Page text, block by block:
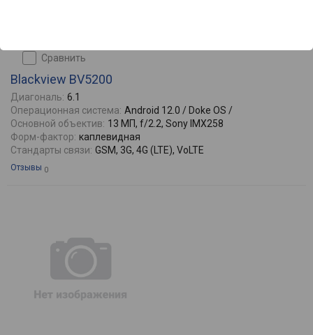
сравнить
Blackview BV5200
Диагональ: 6.1
Операционная система: Android 12.0 / Doke OS /
Основной объектив: 13 МП, f/2.2, Sony IMX258
Форм-фактор: каплевидная
Стандарты связи: GSM, 3G, 4G (LTE), VoLTE
Отзывы 0